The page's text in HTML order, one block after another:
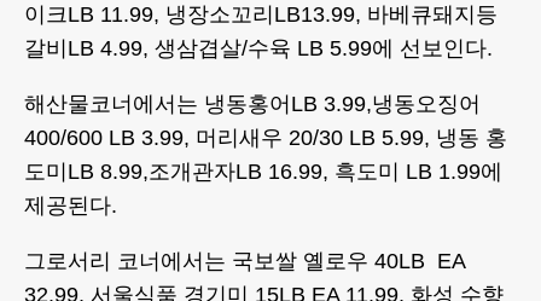
이크LB 11.99, 냉장소꼬리LB13.99, 바베큐돼지등
갈비LB 4.99, 생삼겹살/수육 LB 5.99에 선보인다.
해산물코너에서는 냉동홍어LB 3.99,냉동오징어
400/600 LB 3.99, 머리새우 20/30 LB 5.99, 냉동 홍
도미LB 8.99,조개관자LB 16.99, 흑도미 LB 1.99에
제공된다.
그로서리 코너에서는 국보쌀 옐로우 40LB EA
32.99, 서울식품 경기미 15LB EA 11.99, 화성 수향